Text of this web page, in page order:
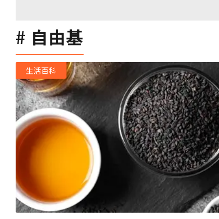
自由基
生活百科